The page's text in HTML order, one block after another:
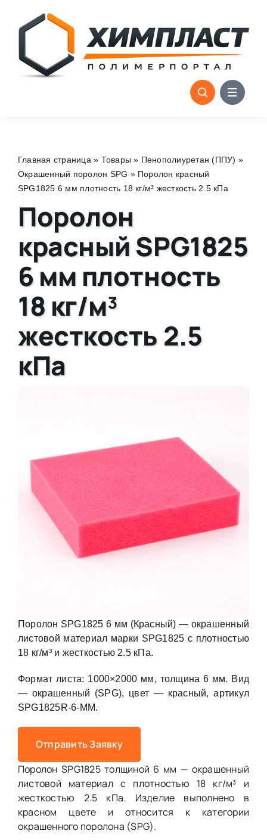
content
Главная страница » Товары » Пенополиуретан (ППУ) »
Окрашенный поролон SPG » Поролон красный
SPG1825 6 мм плотность 18 кг/м³ жесткость 2.5 кПа
Поролон
красный SPG1825
6 мм плотность
18 кг/м³
жесткость 2.5
кПа
Поролон SPG1825 6 мм (Красный) — окрашенный
листовой материал марки SPG1825 с плотностью
18 кг/м³ и жесткостью 2.5 кПа.
Формат листа: 1000×2000 мм, толщина 6 мм. Вид
— окрашенный (SPG), цвет — красный, артикул
SPG1825R-6-MM.
Отправить Заявку
Поролон SPG1825 толщиной 6 мм — окрашенный
листовой материал с плотностью 18 кг/м³ и
жесткостью 2.5 кПа. Изделие выполнено в
красном цвете и относится к категории
окрашенного поролона (SPG).